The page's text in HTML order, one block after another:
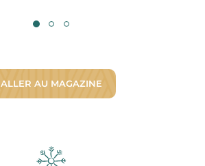
ALLER AU MAGAZINE